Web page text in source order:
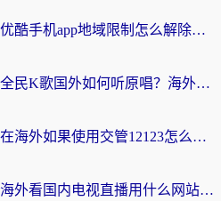
优酷手机app地域限制怎么解除？海外党亲测有效的追剧方案
全民K歌国外如何听原唱？海外党亲测有效的回国加速器选择指南
在海外如果使用交管12123怎么处理？留学生亲测有效的回国加速方案
海外看国内电视直播用什么网站比较好？一篇解决你所有追剧难题的实用指南